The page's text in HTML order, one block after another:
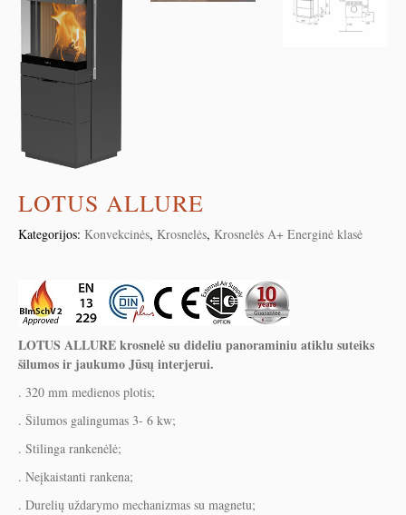
LOTUS ALLURE
Kategorijos: Konvekcinės, Krosnelės, Krosnelės A+ Energinė klasė
LOTUS ALLURE krosnelė su dideliu panoraminiu atiklu suteiks
šilumos ir jaukumo Jūsų interjerui.
. 320 mm medienos plotis;
. Šilumos galingumas 3- 6 kw;
. Stilinga rankenėlė;
. Neįkaistanti rankena;
. Durelių uždarymo mechanizmas su magnetu;